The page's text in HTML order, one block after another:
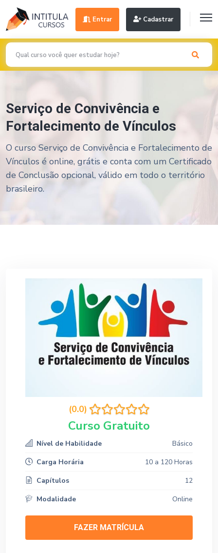
Entrar Cadastrar
Serviço de Convivência e
Fortalecimento de Vínculos
O curso Serviço de Convivência e Fortalecimento de
Vínculos é online, grátis e conta com um Certificado
de Conclusão opcional, válido em todo o território
brasileiro.
(0.0)
Curso Gratuito
Nível de Habilidade
Básico
Carga Horária
10 a 120 Horas
Capítulos
12
Modalidade
Online
FAZER MATRÍCULA